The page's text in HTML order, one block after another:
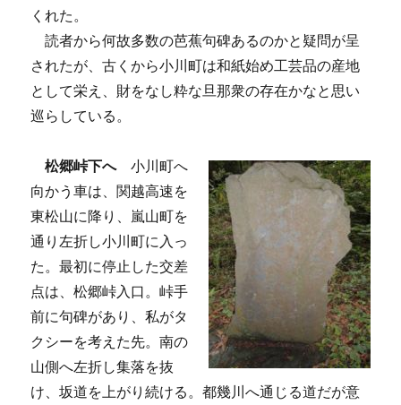
くれた。
読者から何故多数の芭蕉句碑あるのかと疑問が呈
されたが、古くから小川町は和紙始め工芸品の産地
として栄え、財をなし粋な旦那衆の存在かなと思い
巡らしている。
松郷峠下へ小川町へ
向かう車は、関越高速を
東松山に降り、嵐山町を
通り左折し小川町に入っ
た。最初に停止した交差
点は、松郷峠入口。峠手
前に句碑があり、私がタ
クシーを考えた先。南の
山側へ左折し集落を抜
け、坂道を上がり続ける。都幾川へ通じる道だが意